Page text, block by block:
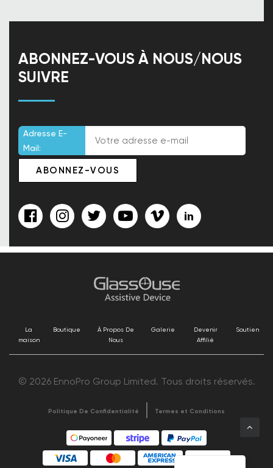
ABONNEZ-VOUS À NOUS/NOUS
SUIVRE
Adresse E-
Mail:
La
maison
Boutique
À Propos De
Nous
Galerie
Devenir
Affilié
Soutien
© 2026 EnnoPro Group Limited. Tous droits réservés.
Politique De Confidentialité Termes et Conditions